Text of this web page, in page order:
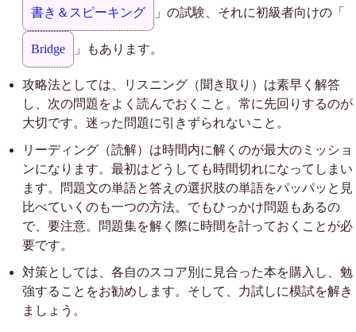
書き＆スピーキング 」の試験、それに初級者向けの「
Bridge 」もあります。
攻略法としては、リスニング（聞き取り）は素早く解答
し、次の問題をよく読んでおくこと。常に先回りするのが
大切です。迷った問題に引きずられないこと。
リーディング（読解）は時間内に解くのが最大のミッショ
ンになります。最初はどうしても時間切れになってしまい
ます。問題文の単語と答えの選択肢の単語をパッパッと見
比べていくのも一つの方法。でもひっかけ問題もあるの
で、要注意。問題集を解く際に時間を計っておくことが必
要です。
対策としては、各自のスコア別に見合った本を購入し、勉
強することをお勧めします。そして、力試しに模試を解き
ましょう。